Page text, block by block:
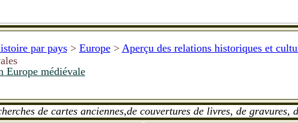
par pays> Europe> Aperçu des relations historiques et
Europe médiévale
de cartes anciennes,de couvertures de livres, de gravures,